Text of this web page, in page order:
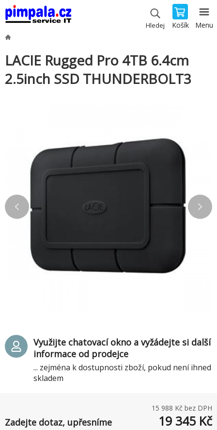
Hledej Košík Menu
LACIE Rugged Pro 4TB 6.4cm
2.5inch SSD THUNDERBOLT3
15 988 Kč bez DPH
Zadejte dotaz, upřesníme 19 345 Kč
Využijte chatovací okno a vyžádejte si další
informace od prodejce
... zejména k dostupnosti zboží, pokud není ihned
skladem